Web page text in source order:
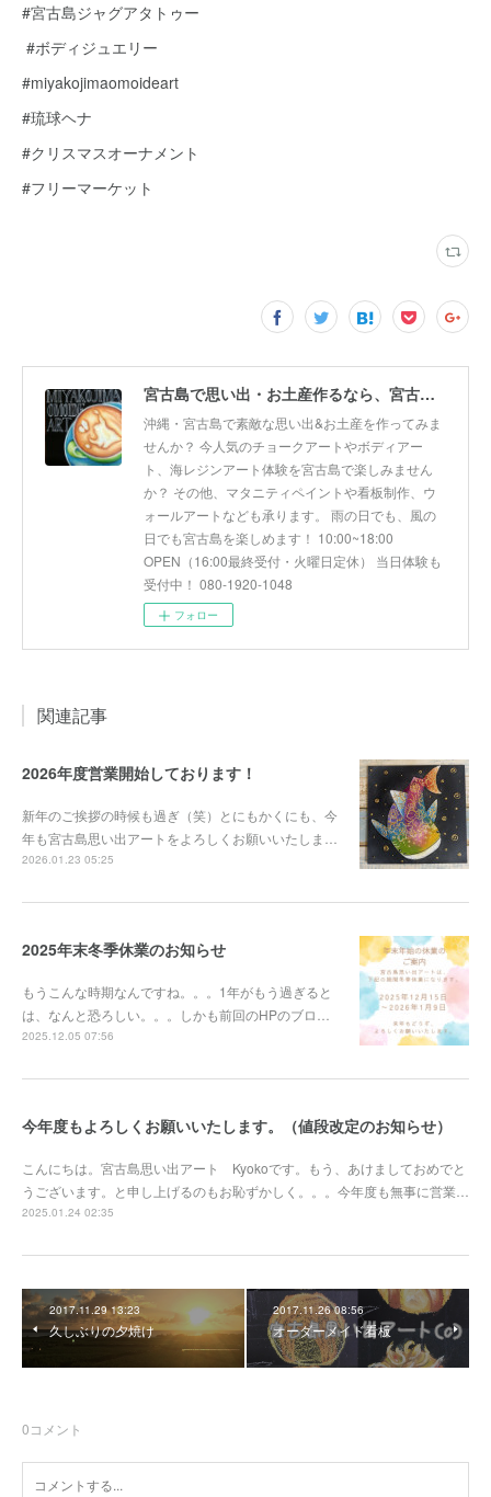
#宮古島ジャグアタトゥー
#ボディジュエリー
#miyakojimaomoideart
#琉球ヘナ
#クリスマスオーナメント
#フリーマーケット
宮古島で思い出・お土産作るなら、宮古島思い出アート。人気のボディアートやチョークアート、海レジンアート体験が楽しめます！
沖縄・宮古島で素敵な思い出&お土産を作ってみま
せんか？ 今人気のチョークアートやボディアー
ト、海レジンアート体験を宮古島で楽しみません
か？ その他、マタニティペイントや看板制作、ウ
ォールアートなども承ります。 雨の日でも、風の
日でも宮古島を楽しめます！ 10:00~18:00
OPEN（16:00最終受付・火曜日定休） 当日体験も
受付中！ 080-1920-1048
フォロー
関連記事
2026年度営業開始しております！
新年のご挨拶の時候も過ぎ（笑）とにもかくにも、今
年も宮古島思い出アートをよろしくお願いいたしま…
2026.01.23 05:25
2025年末冬季休業のお知らせ
もうこんな時期なんですね。。。1年がもう過ぎると
は、なんと恐ろしい。。。しかも前回のHPのブロ…
2025.12.05 07:56
今年度もよろしくお願いいたします。（値段改定のお知らせ）
こんにちは。宮古島思い出アート Kyokoです。もう、あけましておめでと
うございます。と申し上げるのもお恥ずかしく。。。今年度も無事に営業…
2025.01.24 02:35
2017.11.29 13:23
久しぶりの夕焼け
2017.11.26 08:56
オーダーメイド看板
0コメント